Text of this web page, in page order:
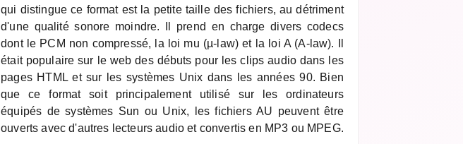
qui distingue ce format est la petite taille des fichiers, au détriment
d'une qualité sonore moindre. Il prend en charge divers codecs
dont le PCM non compressé, la loi mu (µ-law) et la loi A (A-law). Il
était populaire sur le web des débuts pour les clips audio dans les
pages HTML et sur les systèmes Unix dans les années 90. Bien
que ce format soit principalement utilisé sur les ordinateurs
équipés de systèmes Sun ou Unix, les fichiers AU peuvent être
ouverts avec d'autres lecteurs audio et convertis en MP3 ou MPEG.